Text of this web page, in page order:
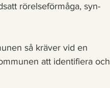
rörelseförmåga, syn-
så kräver vid en
att identifiera och